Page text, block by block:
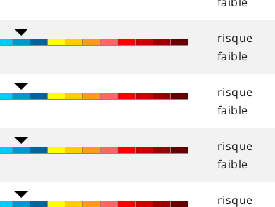
risque
faible
risque
faible
risque
faible
risque